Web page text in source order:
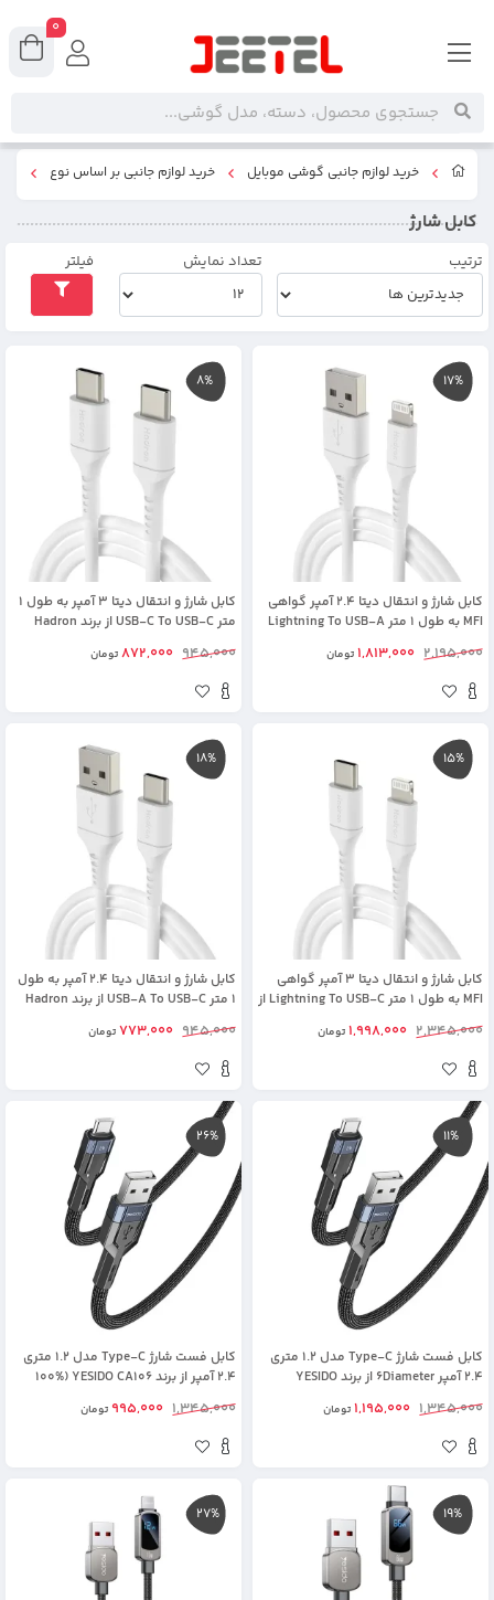
خرید لوازم جانبی گوشی موبایل خرید لوازم جانبی بر اساس نوع
کابل شارژ
ترتیب تعداد نمایش فیلتر
17%
کابل شارژ و انتقال دیتا 2.4 آمپر گواهی
MFI به طول 1 متر Lightning To USB-A
اورجینال+گارانتی)
2,195,000
1,813,000تومان
8%
کابل شارژ و انتقال دیتا 3 آمپر به طول 1
متر USB-C To USB-C از برند Hadron
945,000
872,000تومان
15%
کابل شارژ و انتقال دیتا 3 آمپر گواهی
MFI به طول 1 متر Lightning To USB-C از
اورجینال+گارانتی)
2,345,000
1,998,000تومان
18%
کابل شارژ و انتقال دیتا 2.4 آمپر به طول
1 متر USB-A To USB-C از برند Hadron
945,000
773,000تومان
11%
کابل فست شارژ Type-C مدل 1.2 متری
2.4 آمپر 6Diameter از برند YESIDO
1,345,000
1,195,000تومان
26%
کابل فست شارژ Type-C مدل 1.2 متری
2.4 آمپر از برند YESIDO CA106 (100%
1,345,000
995,000تومان
19%
27%
0